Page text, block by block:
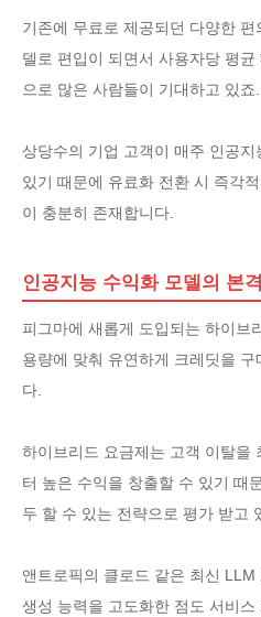
기존에 무료로 제공되던 다양한 편
델로 편입이 되면서 사용자당 평
으로 많은 사람들이 기대하고 있죠.
상당수의 기업 고객이 매주 인공
있기 때문에 유료화 전환 시 즉각
이 충분히 존재합니다.
인공지능 수익화 모델의 본
피그마에 새롭게 도입되는 하이브
용량에 맞춰 유연하게 크레딧을
다.
하이브리드 요금제는 고객 이탈을
터 높은 수익을 창출할 수 있기 때
두 할 수 있는 전략으로 평가 받고
앤트로픽의 클로드 같은 최신
생성 능력을 고도화한 점도 서비